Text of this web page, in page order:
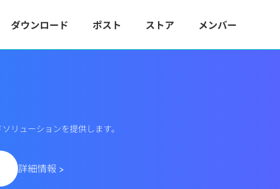
ダウンロード ポスト ストア メンバー
リューションを提供します。
詳細情報 >